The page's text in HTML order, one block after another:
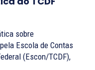
sobre
Escola de Contas
(Escon/TCDF),